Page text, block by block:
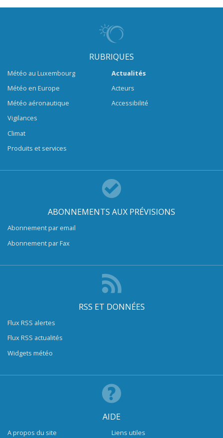
RUBRIQUES
Météo au Luxembourg
Météo en Europe
Météo aéronautique
Vigilances
Climat
Produits et services
Actualités
Acteurs
Accessibilité
ABONNEMENTS AUX PRÉVISIONS
Abonnement par email
Abonnement par Fax
RSS ET DONNÉES
Flux RSS alertes
Flux RSS actualités
Widgets météo
AIDE
A propos du site Liens utiles